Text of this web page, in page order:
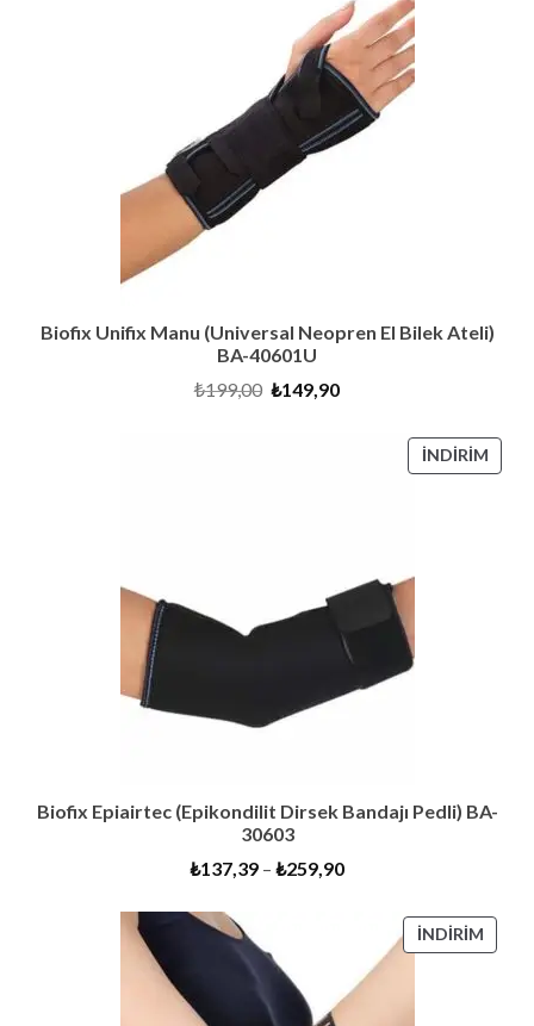
Biofix Unifix Manu (Universal Neopren El Bilek Ateli)
BA-40601U
₺199,00 Orijinal
₺149,90Şu
₺149,90.
İNDIRIM
ÜRÜN
Biofix Epiairtec (Epikondilit Dirsek Bandajı Pedli) BA-
30603
₺137,39 – ₺259,90
İNDIRIM
ÜRÜN